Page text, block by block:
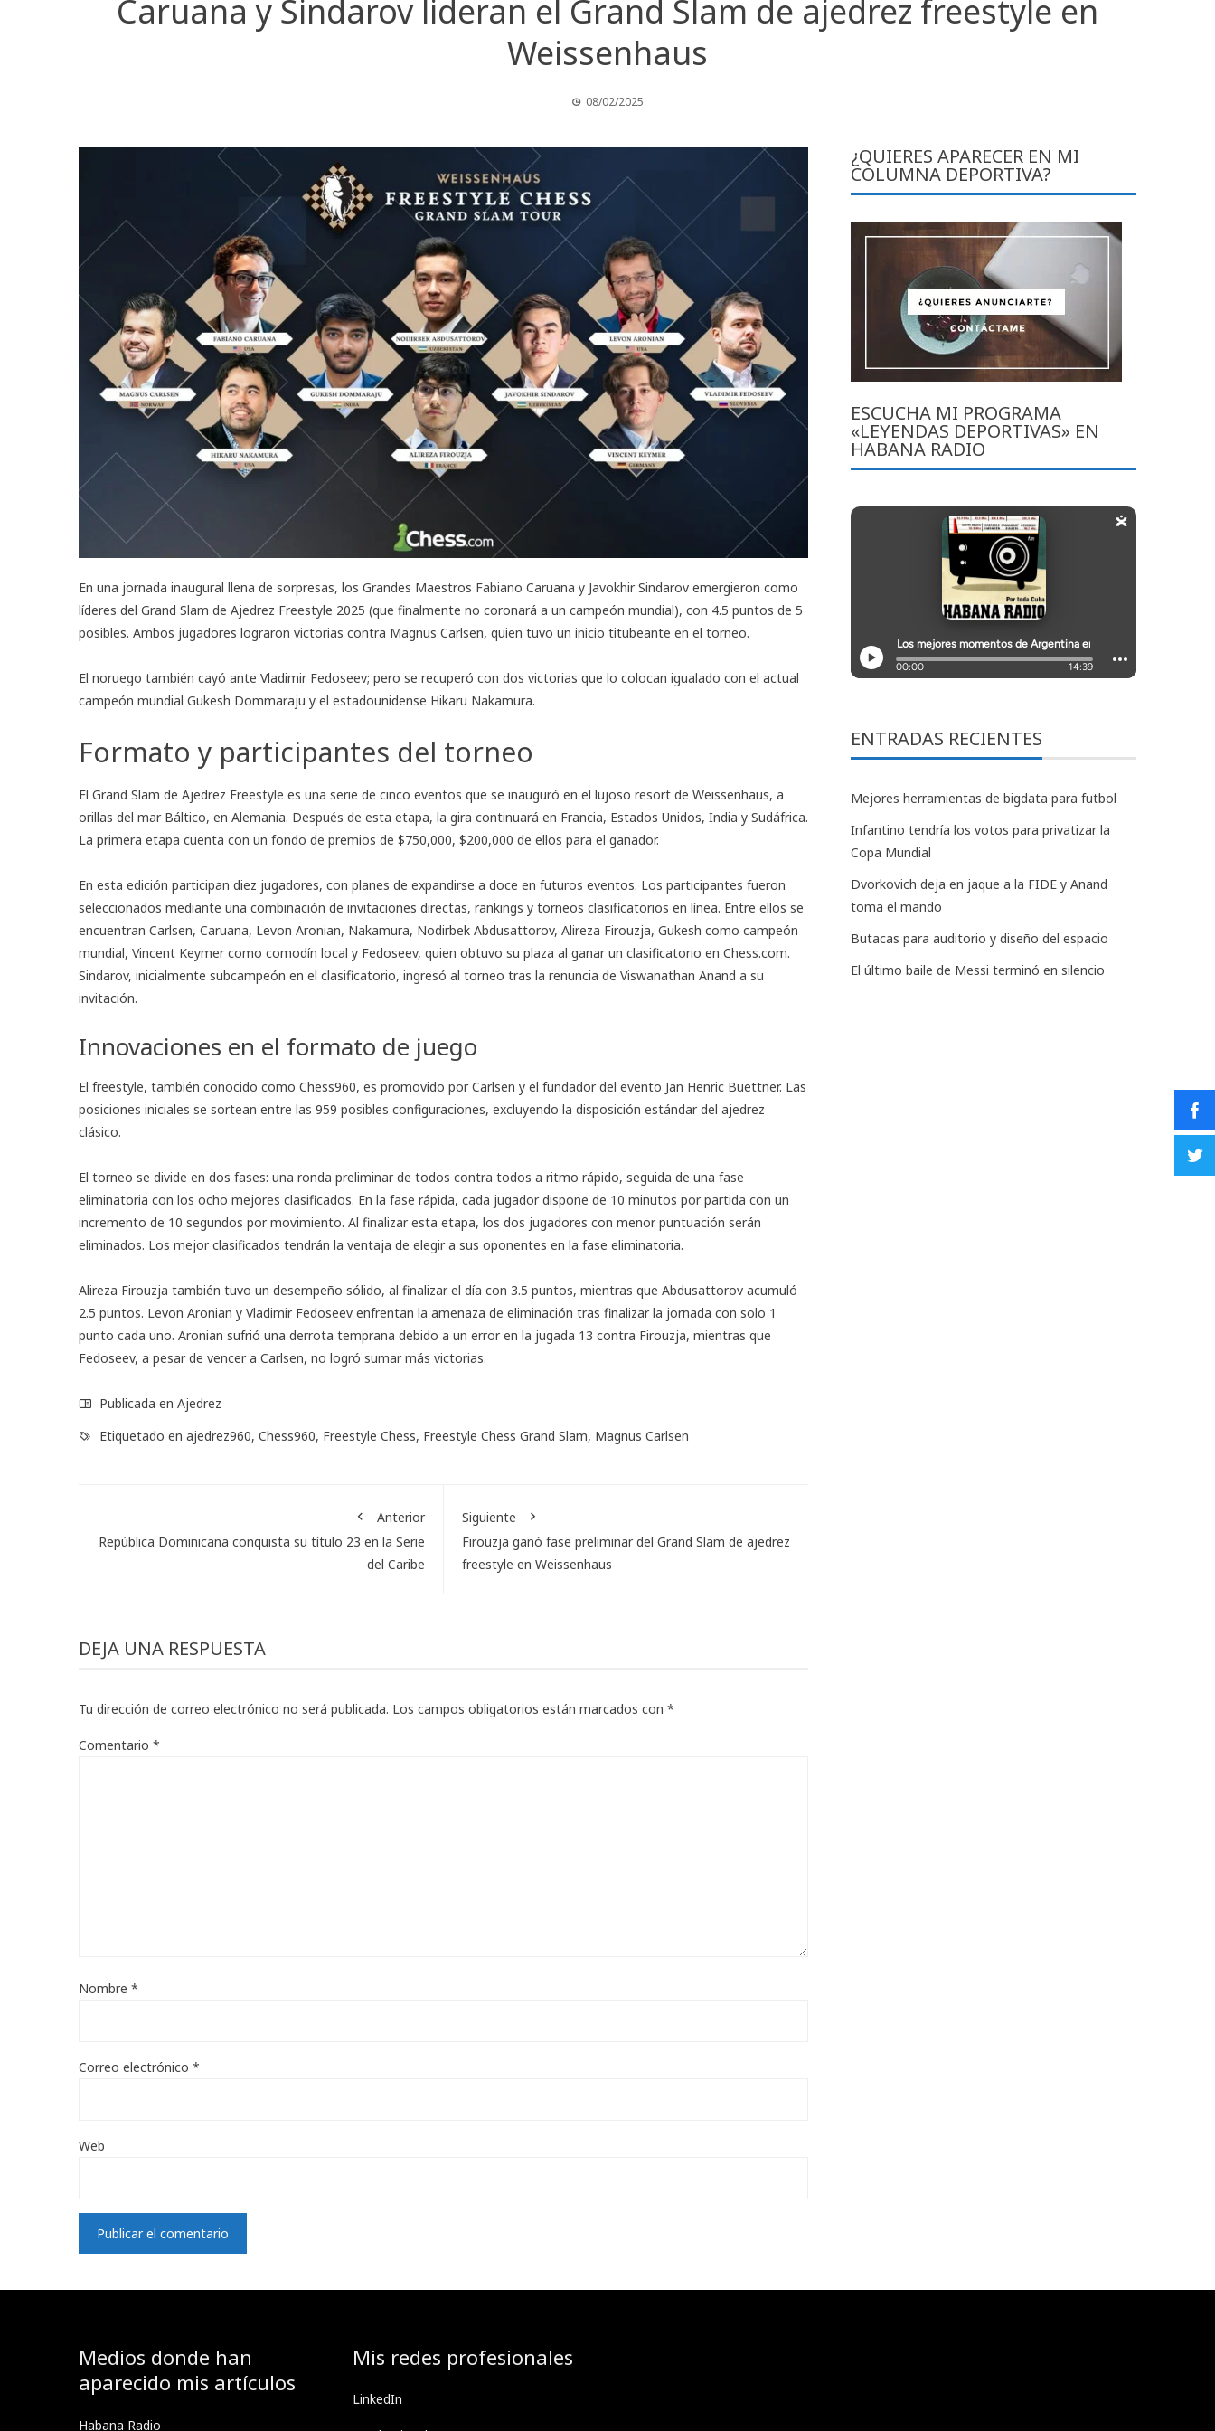
Caruana y Sindarov lideran el Grand Slam de ajedrez freestyle en
Weissenhaus
08/02/2025
En una jornada inaugural llena de sorpresas, los Grandes Maestros Fabiano Caruana y Javokhir Sindarov emergieron como
líderes del Grand Slam de Ajedrez Freestyle 2025 (que finalmente no coronará a un campeón mundial), con 4.5 puntos de 5
posibles. Ambos jugadores lograron victorias contra Magnus Carlsen, quien tuvo un inicio titubeante en el torneo.
El noruego también cayó ante Vladimir Fedoseev; pero se recuperó con dos victorias que lo colocan igualado con el actual
campeón mundial Gukesh Dommaraju y el estadounidense Hikaru Nakamura.
Formato y participantes del torneo
El Grand Slam de Ajedrez Freestyle es una serie de cinco eventos que se inauguró en el lujoso resort de Weissenhaus, a
orillas del mar Báltico, en Alemania. Después de esta etapa, la gira continuará en Francia, Estados Unidos, India y Sudáfrica.
La primera etapa cuenta con un fondo de premios de $750,000, $200,000 de ellos para el ganador.
En esta edición participan diez jugadores, con planes de expandirse a doce en futuros eventos. Los participantes fueron
seleccionados mediante una combinación de invitaciones directas, rankings y torneos clasificatorios en línea. Entre ellos se
encuentran Carlsen, Caruana, Levon Aronian, Nakamura, Nodirbek Abdusattorov, Alireza Firouzja, Gukesh como campeón
mundial, Vincent Keymer como comodín local y Fedoseev, quien obtuvo su plaza al ganar un clasificatorio en Chess.com.
Sindarov, inicialmente subcampeón en el clasificatorio, ingresó al torneo tras la renuncia de Viswanathan Anand a su
invitación.
Innovaciones en el formato de juego
El freestyle, también conocido como Chess960, es promovido por Carlsen y el fundador del evento Jan Henric Buettner. Las
posiciones iniciales se sortean entre las 959 posibles configuraciones, excluyendo la disposición estándar del ajedrez
clásico.
El torneo se divide en dos fases: una ronda preliminar de todos contra todos a ritmo rápido, seguida de una fase
eliminatoria con los ocho mejores clasificados. En la fase rápida, cada jugador dispone de 10 minutos por partida con un
incremento de 10 segundos por movimiento. Al finalizar esta etapa, los dos jugadores con menor puntuación serán
eliminados. Los mejor clasificados tendrán la ventaja de elegir a sus oponentes en la fase eliminatoria.
Alireza Firouzja también tuvo un desempeño sólido, al finalizar el día con 3.5 puntos, mientras que Abdusattorov acumuló
2.5 puntos. Levon Aronian y Vladimir Fedoseev enfrentan la amenaza de eliminación tras finalizar la jornada con solo 1
punto cada uno. Aronian sufrió una derrota temprana debido a un error en la jugada 13 contra Firouzja, mientras que
Fedoseev, a pesar de vencer a Carlsen, no logró sumar más victorias.
Publicada en Ajedrez
Etiquetado en ajedrez960, Chess960, Freestyle Chess, Freestyle Chess Grand Slam, Magnus Carlsen
Anterior
República Dominicana conquista su título 23 en la Serie
del Caribe
Siguiente
Firouzja ganó fase preliminar del Grand Slam de ajedrez
freestyle en Weissenhaus
DEJA UNA RESPUESTA
Tu dirección de correo electrónico no será publicada. Los campos obligatorios están marcados con *
Comentario *
Nombre *
Correo electrónico *
Web
¿QUIERES APARECER EN MI
COLUMNA DEPORTIVA?
ESCUCHA MI PROGRAMA
«LEYENDAS DEPORTIVAS» EN
HABANA RADIO
ENTRADAS RECIENTES
Mejores herramientas de bigdata para futbol
Infantino tendría los votos para privatizar la
Copa Mundial
Dvorkovich deja en jaque a la FIDE y Anand
toma el mando
Butacas para auditorio y diseño del espacio
El último baile de Messi terminó en silencio
Medios donde han
aparecido mis artículos
Habana Radio
Mis redes profesionales
LinkedIn